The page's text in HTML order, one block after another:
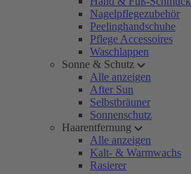
Nagelpflegezubehör
Peelinghandschuhe
Pflege Accessoires
Waschlappen
Sonne & Schutz
Alle anzeigen
After Sun
Selbstbräuner
Sonnenschutz
Haarentfernung
Alle anzeigen
Kalt- & Warmwachs
Rasierer